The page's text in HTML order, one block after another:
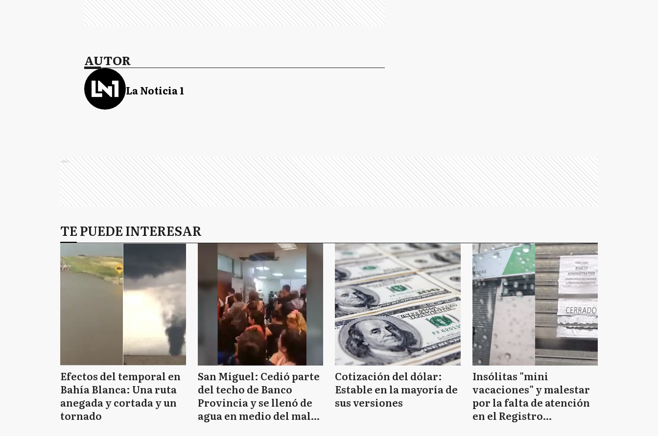
AUTOR
La Noticia 1
Ads
TE PUEDE INTERESAR
Efectos del temporal en
Bahía Blanca: Una ruta
anegada y cortada y un
tornado
San Miguel: Cedió parte
del techo de Banco
Provincia y se llenó de
agua en medio del mal
Cotización del dólar:
Estable en la mayoría de
sus versiones
Insólitas "mini
vacaciones" y malestar
por la falta de atención
en el Registro